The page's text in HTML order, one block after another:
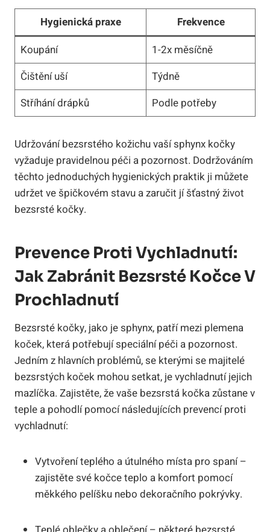
Hygienická praxe
Frekvence
Koupání
1-2x měsíčně
Čištění uší
Týdně
Stříhání drápků
Podle potřeby
Udržování bezsrstého kožichu vaší sphynx kočky
vyžaduje pravidelnou péči a pozornost. Dodržováním
těchto jednoduchých hygienických praktik ji můžete
udržet ve špičkovém stavu a zaručit jí šťastný život
bezsrsté kočky.
Prevence Proti Vychladnutí:
Jak Zabránit Bezsrsté Kočce V
Prochladnutí
Bezsrsté kočky, jako je sphynx, patří mezi plemena
koček, která potřebují speciální péči a pozornost.
Jedním z hlavních problémů, se kterými se majitelé
bezsrstých koček mohou setkat, je vychladnutí jejich
mazlíčka. Zajistěte, že vaše bezsrstá kočka zůstane v
teple a pohodlí pomocí následujících prevencí proti
vychladnutí:
Vytvoření teplého a útulného místa pro spaní –
zajistěte své kočce teplo a komfort pomocí
měkkého pelíšku nebo dekoračního pokrývky.